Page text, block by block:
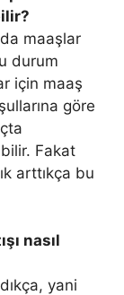
maaşlar
durum
için maaş
göre
Fakat
arttıkça bu
nasıl
yani